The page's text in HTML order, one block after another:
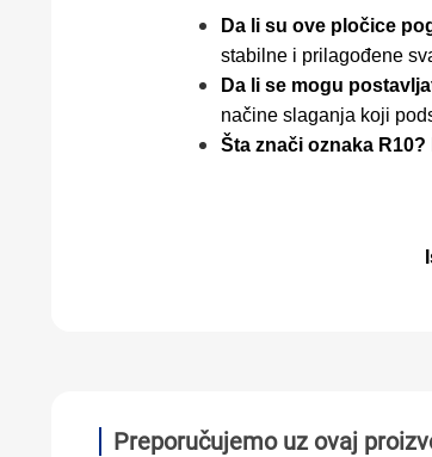
Da li su ove pločice
stabilne i prilagođene
Da li se mogu
načine slaganja koji
Šta znači oznaka R10?
Preporučujemo uz ovaj